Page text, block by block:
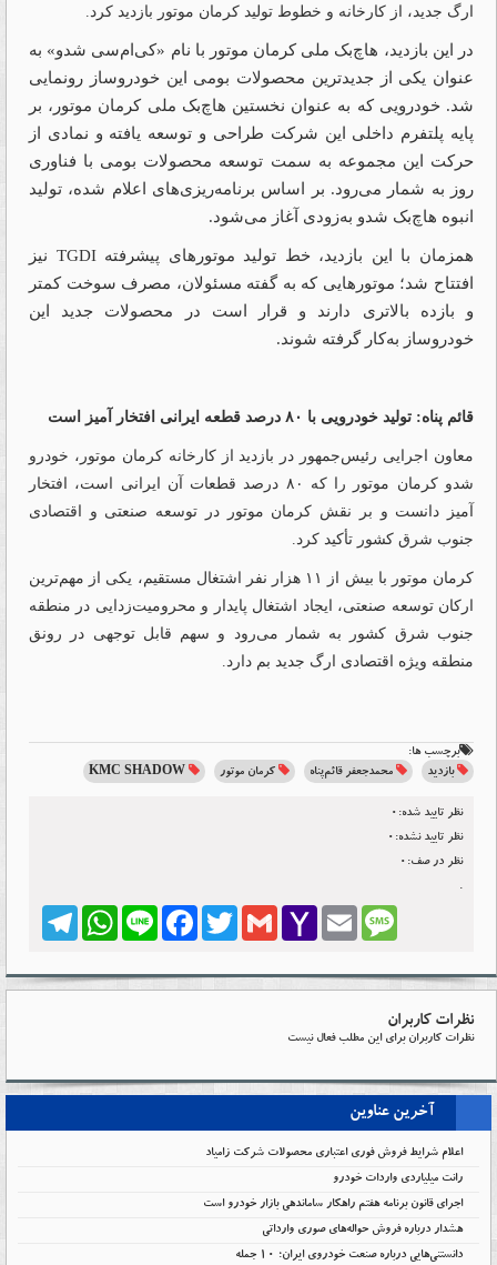
ارگ جدید، از کارخانه و خطوط تولید کرمان موتور بازدید کرد.
در این بازدید، هاچ‌بک ملی کرمان موتور با نام «کی‌ام‌سی شدو» به
عنوان یکی از جدیدترین محصولات بومی این خودروساز رونمایی
شد. خودرویی که به‌ عنوان نخستین هاچ‌بک ملی کرمان موتور، بر
پایه پلتفرم داخلی این شرکت طراحی و توسعه یافته و نمادی از
حرکت این مجموعه به سمت توسعه محصولات بومی با فناوری
روز به شمار می‌رود. بر اساس برنامه‌ریزی‌های اعلام شده، تولید
انبوه هاچ‌بک شدو به‌زودی آغاز می‌شود.
همزمان با این بازدید، خط تولید موتورهای پیشرفته TGDI نیز
افتتاح شد؛ موتورهایی که به گفته مسئولان، مصرف سوخت کمتر
و بازده بالاتری دارند و قرار است در محصولات جدید این
خودروساز به‌کار گرفته شوند.
قائم پناه: تولید خودرویی با ۸۰ درصد قطعه ایرانی افتخار آمیز است
معاون اجرایی رئیس‌جمهور در بازدید از کارخانه کرمان موتور، خودرو
شدو کرمان موتور را که ۸۰ درصد قطعات آن ایرانی است، افتخار
آمیز دانست و بر نقش کرمان موتور در توسعه صنعتی و اقتصادی
جنوب شرق کشور تأکید کرد.
کرمان موتور با بیش از ۱۱ هزار نفر اشتغال مستقیم، یکی از مهم‌ترین
ارکان توسعه صنعتی، ایجاد اشتغال پایدار و محرومیت‌زدایی در منطقه
جنوب شرق کشور به شمار می‌رود و سهم قابل توجهی در رونق
منطقه ویژه اقتصادی ارگ جدید بم دارد.
برچسب ها:
بازدید
محمدجعفر قائم‌پناه کرمان موتور KMC SHADOW
نظر تایید شده:0
نظر تایید نشده:0
نظر در صف:0
TelegramWhatsApp LineFacebook Twitter Gmail
Yahoo
Email Message
نظرات کاربران
نظرات کاربران برای این مطلب فعال نیست
آخرین عناوین
اعلام شرایط فروش فوری اعتباری محصولات شرکت زامیاد
رانت میلیاردی واردات خودرو
اجرای قانون برنامه هفتم راهکار ساماندهی بازار خودرو است
هشدار درباره فروش حواله‌های صوری وارداتی
دانستنی‌هایی درباره صنعت خودروی ایران؛ ۱۰ جمله